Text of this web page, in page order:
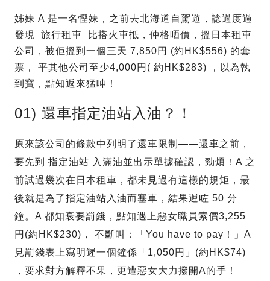
姊妹 A 是一名慳妹，之前去北海道自駕遊，諗過度過
發現 旅行租車 比搭火車抵，仲格晒價，搵日本租車
公司，被佢搵到一個三天 7,850円 (約HK$556) 的套
票， 平其他公司至少4,000円( 約HK$283) ，以為執
到寶，點知返來猛呻！
01) 還車指定油站入油？！
原來該公司的條款中列明了還車限制——還車之前，
要先到 指定油站 入滿油並出示單據確認，勁煩！A 之
前試過幾次在日本租車，都未見過有這樣的規矩，最
後就是為了指定油站入油而塞車，結果遲咗 50 分
鐘。A 都知衰要罰錢，點知遇上惡女職員索價3,255
円(約HK$230)， 不斷叫：「You have to pay！」A
見罰錢表上寫明遲一個鐘係「1,050円」(約HK$74)
，要求對方解釋不果，更遭惡女大力撥開A的手！